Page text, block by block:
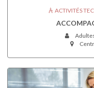
ACTIVITÉS